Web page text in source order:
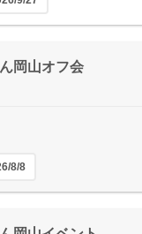
岡山オフ会
8/8